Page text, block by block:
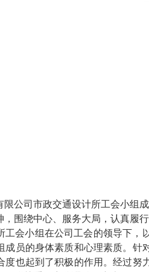
限公司市政交通设计所工会小组
围绕中心、服务大局，认真履
工会小组在公司工会的领导下
成员的身体素质和心理素质。
度也起到了积极的作用。经过